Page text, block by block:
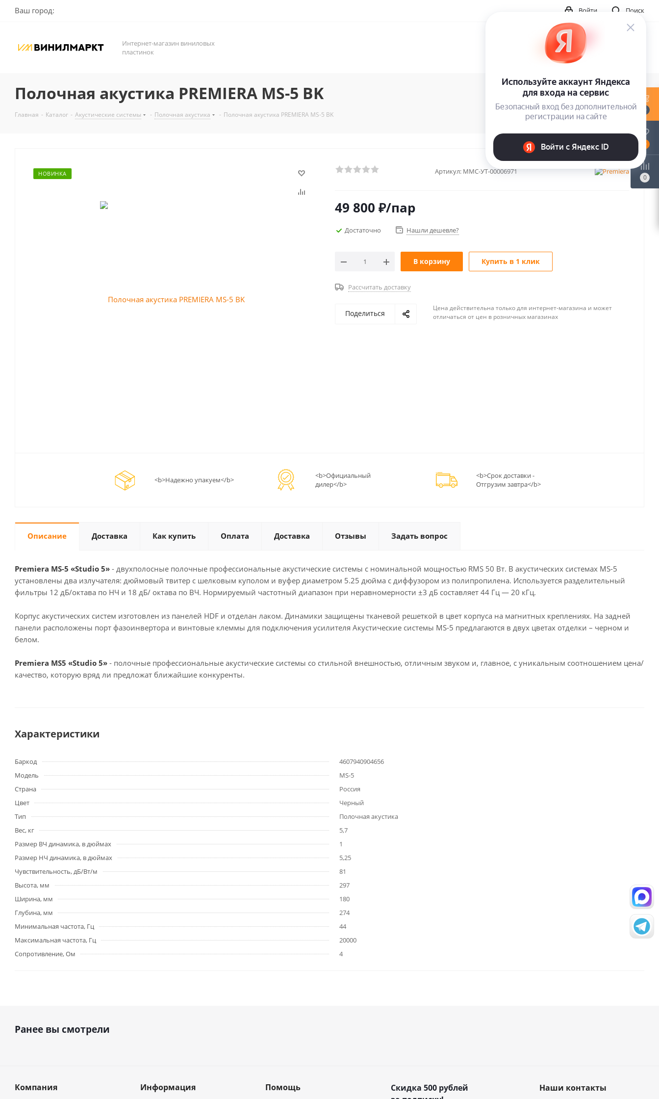
Ваш город: Поиск
Войти
Интернет-магазин виниловых
пластинок
Полочная акустика PREMIERA MS-5 BK
Главная - Каталог - Акустические системы - Полочная акустика - Полочная акустика PREMIERA MS-5 BK
НОВИНКА Артикул: MMC-УТ-00006971
49 800 ₽/пар
Достаточно Нашли дешевле?
В корзину Купить в 1 клик
Рассчитать доставку
Поделиться
Цена действительна только для интернет-магазина и может
отличаться от цен в розничных магазинах
<b>Надежно упакуем</b>
<b>Официальный
дилер</b>
<b>Срок доставки -
Отгрузим завтра</b>
Описание Доставка Как купить Оплата Доставка Отзывы Задать вопрос
Premiera MS-5 «Studio 5» - двухполосные полочные профессиональные акустические системы с номинальной мощностью RMS 50 Вт. В акустических системах MS-5
установлены два излучателя: дюймовый твитер с шелковым куполом и вуфер диаметром 5.25 дюйма с диффузором из полипропилена. Используется разделительный
фильтры 12 дБ/октава по НЧ и 18 дБ/ октава по ВЧ. Нормируемый частотный диапазон при неравномерности ±3 дБ составляет 44 Гц — 20 кГц.
Корпус акустических систем изготовлен из панелей HDF и отделан лаком. Динамики защищены тканевой решеткой в цвет корпуса на магнитных креплениях. На задней
панели расположены порт фазоинвертора и винтовые клеммы для подключения усилителя Акустические системы MS-5 предлагаются в двух цветах отделки – черном и
белом.
Premiera MS5 «Studio 5» - полочные профессиональные акустические системы со стильной внешностью, отличным звуком и, главное, с уникальным соотношением цена/
качество, которую вряд ли предложат ближайшие конкуренты.
Характеристики
Баркод
4607940904656
Модель
MS-5
Страна
Россия
Цвет
Черный
Тип
Полочная акустика
Вес, кг
5,7
Размер ВЧ динамика, в дюймах
1
Размер НЧ динамика, в дюймах
5,25
Чувствительность, дБ/Вт/м
81
Высота, мм
297
Ширина, мм
180
Глубина, мм
274
Минимальная частота, Гц
44
Максимальная частота, Гц
20000
Сопротивление, Ом
4
Ранее вы смотрели
Компания Информация Помощь
Скидка 500 рублей
Наши контакты
0
0
0